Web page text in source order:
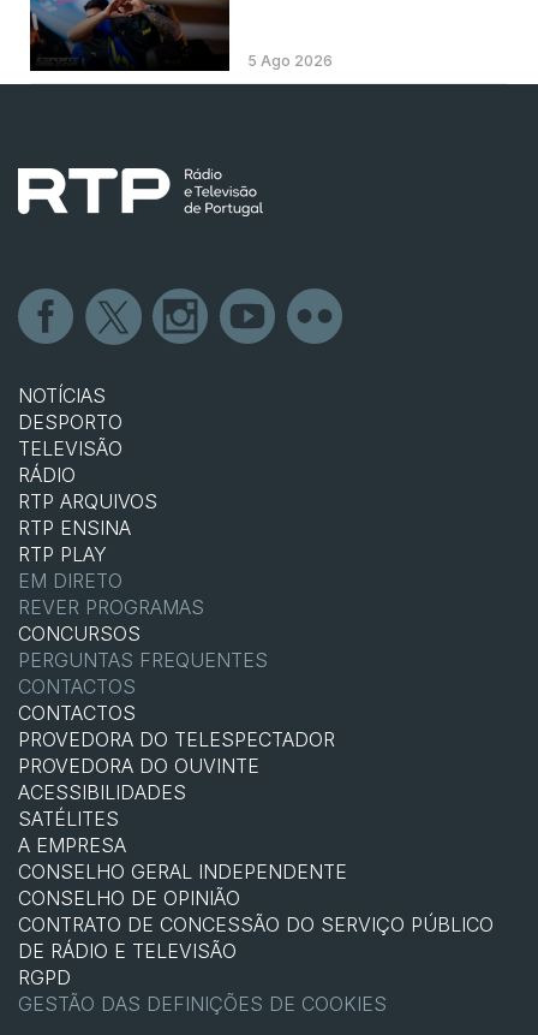
5 Ago 2026
NOTÍCIAS
DESPORTO
TELEVISÃO
RÁDIO
RTP ARQUIVOS
RTP ENSINA
RTP PLAY
EM DIRETO
REVER PROGRAMAS
CONCURSOS
PERGUNTAS FREQUENTES
CONTACTOS
CONTACTOS
PROVEDORA DO TELESPECTADOR
PROVEDORA DO OUVINTE
ACESSIBILIDADES
SATÉLITES
A EMPRESA
CONSELHO GERAL INDEPENDENTE
CONSELHO DE OPINIÃO
CONTRATO DE CONCESSÃO DO SERVIÇO PÚBLICO
DE RÁDIO E TELEVISÃO
RGPD
GESTÃO DAS DEFINIÇÕES DE COOKIES